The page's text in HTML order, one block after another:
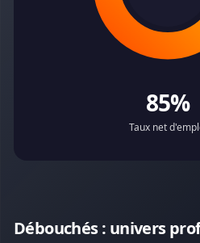
85%
Taux net
Débouchés : univers